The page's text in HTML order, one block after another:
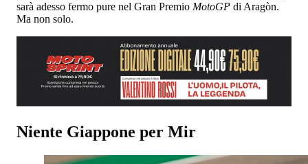
sarà adesso fermo pure nel Gran Premio MotoGP di Aragòn.
Ma non solo.
Niente Giappone per Mir